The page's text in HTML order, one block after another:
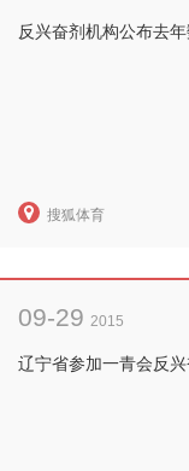
反兴奋剂机构公布去
搜狐体育
09-29 2015
辽宁省参加一青会反